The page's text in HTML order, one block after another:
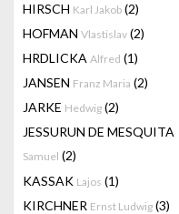
HIRSCH Karl Jakob (2)
HOFMAN Vlastislav (2)
HRDLICKA Alfred (1)
JANSEN Franz Maria (2)
JARKE Hedwig (2)
JESSURUN DE MESQUITA
Samuel (2)
KASSAK Lajos (1)
KIRCHNER Ernst Ludwig (3)